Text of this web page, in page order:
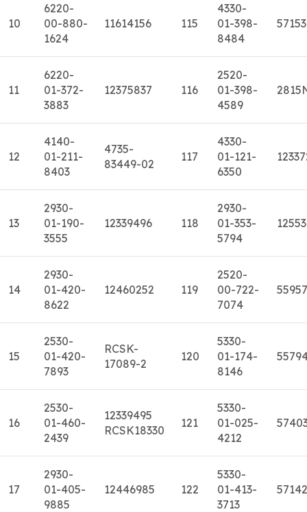
10
6220-
00-880-
1624
11614156 115
4330-
01-398-
8484
11
6220-
01-372-
3883
12375837 116
2520-
01-398-
4589
12
4140-
01-211-
8403
4735-
83449-02
117
4330-
01-121-
6350
13
2930-
01-190-
3555
12339496 118
2930-
01-353-
5794
14
2930-
01-420-
8622
12460252 119
2520-
00-722-
7074
15
2530-
01-420-
7893
RCSK-
17089-2
120
5330-
01-174-
8146
16
2530-
01-460-
2439
12339495
RCSK18330
121
5330-
01-025-
4212
17
2930-
01-405-
9885
12446985 122
5330-
01-413-
3713